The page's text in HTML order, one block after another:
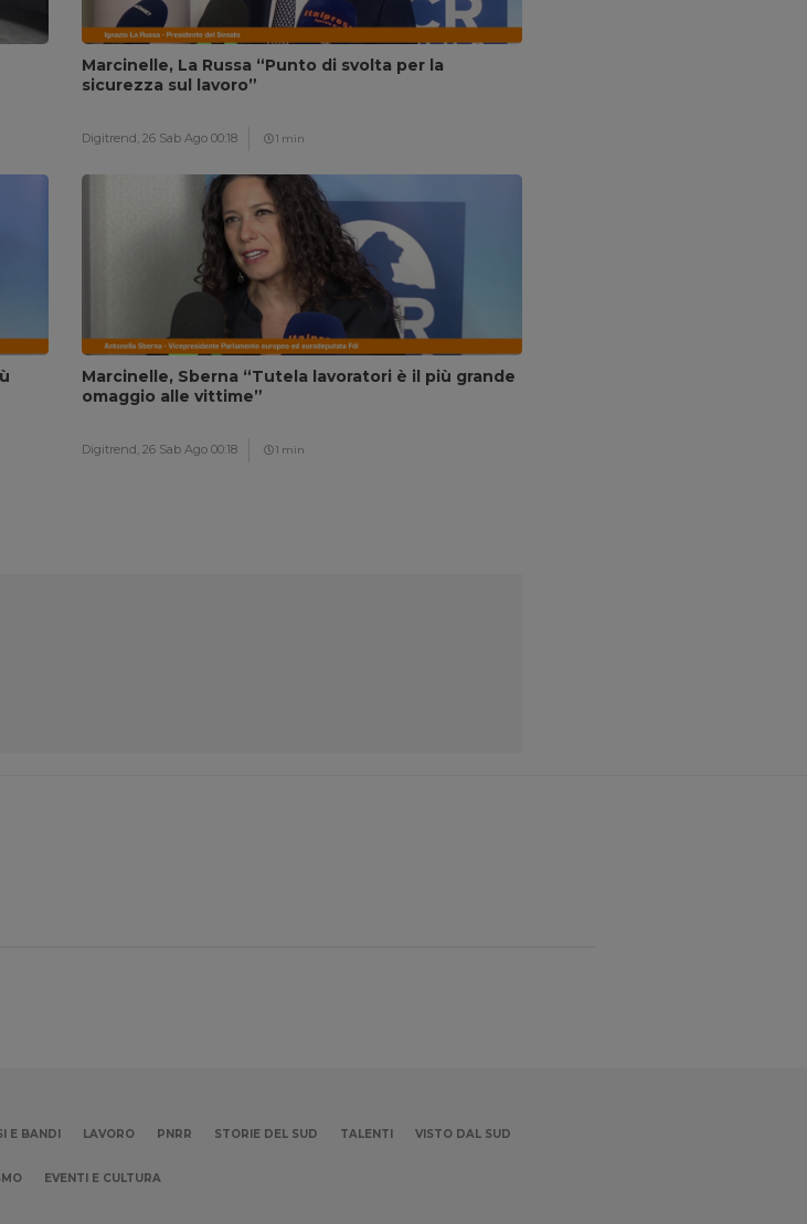
Marcinelle, La Russa “Punto di svolta per la
sicurezza sul lavoro”
Digitrend, 26 Sab Ago 00:18 1 min
Marcinelle, Sberna “Tutela lavoratori è il più grande
omaggio alle vittime”
Digitrend, 26 Sab Ago 00:18 1 min
E BANDI LAVORO PNRR STORIE DEL SUD TALENTI VISTO DAL SUD
EVENTI E CULTURA